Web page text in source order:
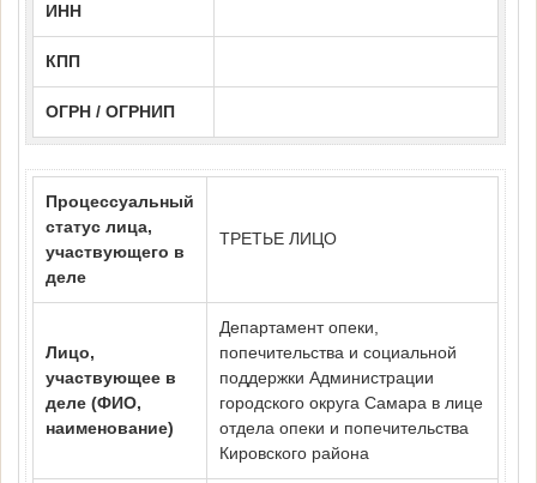
ИНН
КПП
ОГРН / ОГРНИП
Процессуальный
статус лица,
участвующего в
деле
ТРЕТЬЕ ЛИЦО
Лицо,
участвующее в
деле (ФИО,
наименование)
Департамент опеки,
попечительства и социальной
поддержки Администрации
городского округа Самара в лице
отдела опеки и попечительства
Кировского района